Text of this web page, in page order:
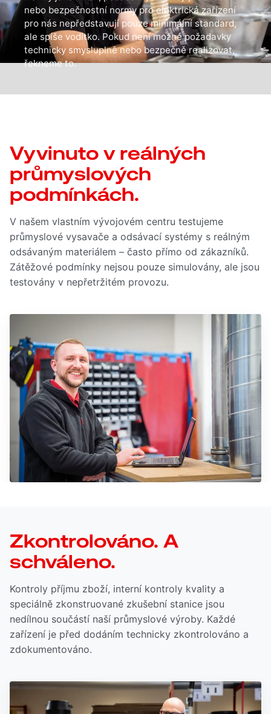
nebo bezpečnostní normy pro elektrická zařízení
pro nás nepředstavují pouze minimální standard,
ale spíše vodítko. Pokud není možné požadavky
technicky smysluplně nebo bezpečně realizovat,
řekneme to.
Vyvinuto v reálných
průmyslových
podmínkách.
V našem vlastním vývojovém centru testujeme
průmyslové vysavače a odsávací systémy s reálným
odsávaným materiálem – často přímo od zákazníků.
Zátěžové podmínky nejsou pouze simulovány, ale jsou
testovány v nepřetržitém provozu.
Zkontrolováno. A
schváleno.
Kontroly příjmu zboží, interní kontroly kvality a
speciálně zkonstruované zkušební stanice jsou
nedílnou součástí naší průmyslové výroby. Každé
zařízení je před dodáním technicky zkontrolováno a
zdokumentováno.